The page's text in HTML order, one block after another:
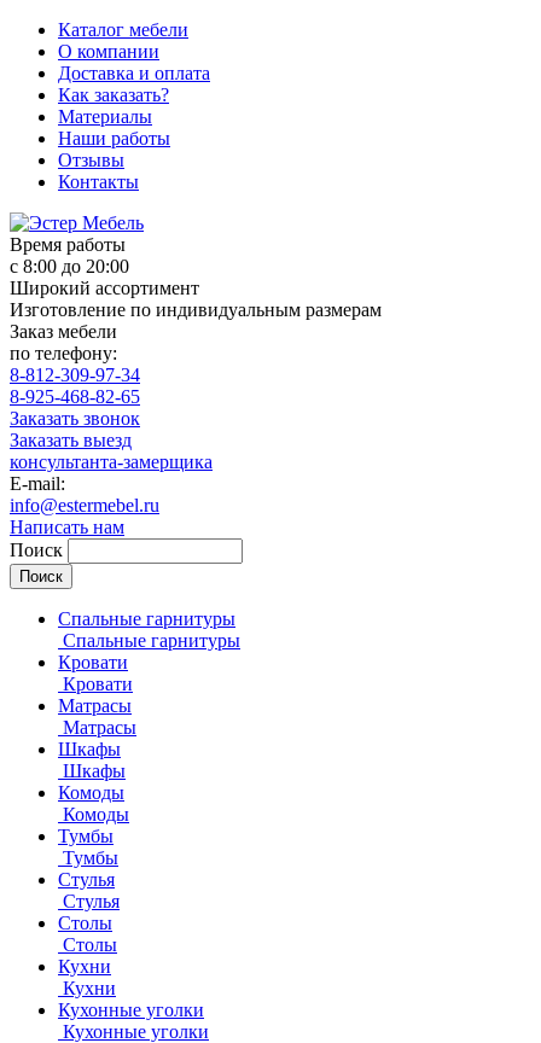
Каталог мебели
О компании
Доставка и оплата
Как заказать?
Материалы
Наши работы
Отзывы
Контакты
Время работы
с 8:00 до 20:00
Широкий ассортимент
Изготовление по индивидуальным размерам
Заказ мебели
по телефону:
8-812-309-97-34
8-925-468-82-65
Заказать звонок
Заказать выезд
консультанта-замерщика
E-mail:
info@estermebel.ru
Написать нам
Поиск
Спальные гарнитуры
Спальные гарнитуры
Кровати
Кровати
Матрасы
Матрасы
Шкафы
Шкафы
Комоды
Комоды
Тумбы
Тумбы
Стулья
Стулья
Столы
Столы
Кухни
Кухни
Кухонные уголки
Кухонные уголки